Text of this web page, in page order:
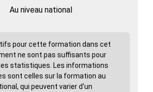
Au niveau national
pour cette formation dans cet
ne sont pas suffisants pour
statistiques. Les informations
sont celles sur la formation au
qui peuvent varier d'un